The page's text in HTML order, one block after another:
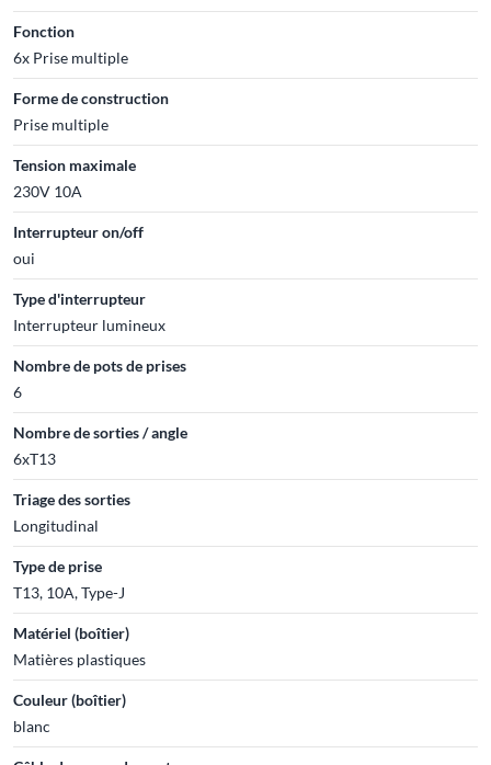
Fonction
6x Prise multiple
Forme de construction
Prise multiple
Tension maximale
230V 10A
Interrupteur on/off
oui
Type d'interrupteur
Interrupteur lumineux
Nombre de pots de prises
6
Nombre de sorties / angle
6xT13
Triage des sorties
Longitudinal
Type de prise
T13, 10A, Type-J
Matériel (boîtier)
Matières plastiques
Couleur (boîtier)
blanc